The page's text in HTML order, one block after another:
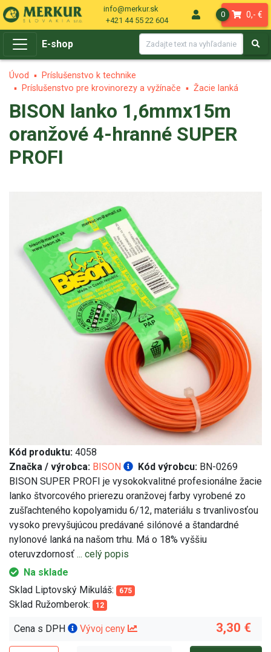
info@merkur.sk
+421 44 55 22 604
0 0,- €
E-shop
Úvod
Príslušenstvo k technike
Príslušenstvo pre krovinorezy a vyžínače
Žacie lanká
BISON lanko 1,6mmx15m
oranžové 4-hranné SUPER
PROFI
Kód produktu: 4058
Značka / výrobca: BISON Kód výrobcu: BN-0269
BISON SUPER PROFI je vysokokvalitné profesionálne žacie
lanko štvorcového prierezu oranžovej farby vyrobené zo
zušľachteného kopolyamidu 6/12, materiálu s trvanlivosťou
vysoko prevyšujúcou predávané silónové a štandardné
nylonové lanká na našom trhu. Má o 18% vyššiu
oteruvzdornosť ... celý popis
Na sklade
Sklad Liptovský Mikuláš:
675
Sklad Ružomberok: 12
Cena s DPH 3,30 €
Vývoj ceny